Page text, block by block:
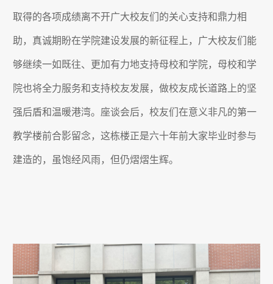
取得的各项成绩离不开广大校友们的关心支持和鼎力相
助，真诚期盼在学院建设发展的新征程上，广大校友们能
够继续一如既往、更加有力地支持母校和学院，母校和学
院也将全力服务和支持校友发展，做校友成长道路上的坚
强后盾和温暖港湾。座谈会后，校友们在意义非凡的第一
教学楼前合影留念，这栋楼正是六十年前大家毕业时参与
建造的，虽饱经风雨，但仍熠熠生辉。